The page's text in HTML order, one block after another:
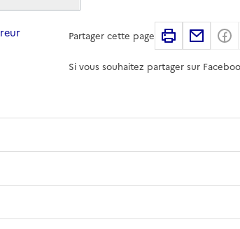
Partager cette page Imprimer
Si vous souhaitez partager sur